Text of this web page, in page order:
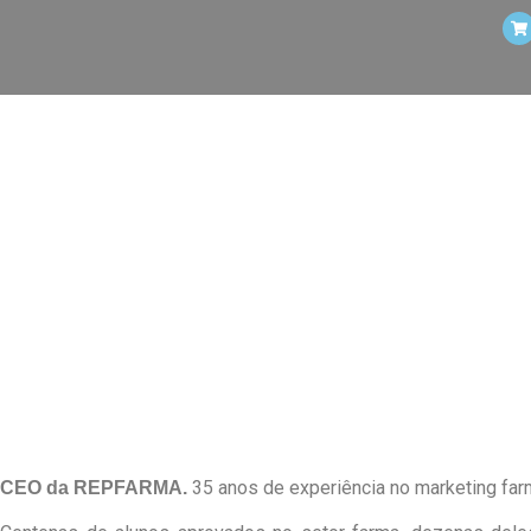
CEO da REPFARMA. 35 anos de experiência no marketing